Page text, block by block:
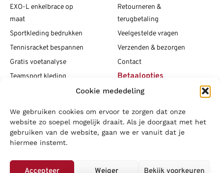
Cookie mededeling
We gebruiken cookies om ervoor te zorgen dat onze
website zo soepel mogelijk draait. Als je doorgaat met het
gebruiken van de website, gaan we er vanuit dat je
hiermee instemt.
Accepteer Weiger Bekijk voorkeuren
EXO-L enkelbrace op
maat
Sportkleding bedrukken
Tennisracket bespannen
Gratis voetanalyse
Teamsport kleding
Vacatures
Blogs
Retourneren &
terugbetaling
Veelgestelde vragen
Verzenden & bezorgen
Contact
Betaalopties
Social media